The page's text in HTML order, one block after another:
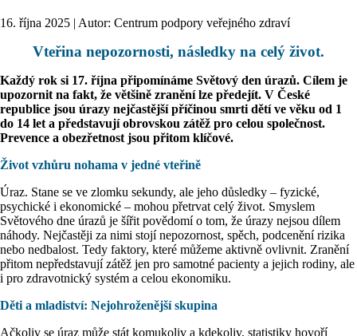
16. října 2025 | Autor: Centrum podpory veřejného zdraví
Vteřina nepozornosti, následky na celý život.
Každý rok si 17. října připomínáme Světový den úrazů. Cílem je
upozornit na fakt, že většině zranění lze předejít. V České
republice jsou úrazy nejčastější příčinou smrti dětí ve věku od 1
do 14 let a představují obrovskou zátěž pro celou společnost.
Prevence a obezřetnost jsou přitom klíčové.
Život vzhůru nohama v jedné vteřině
Úraz. Stane se ve zlomku sekundy, ale jeho důsledky – fyzické,
psychické i ekonomické – mohou přetrvat celý život. Smyslem
Světového dne úrazů je šířit povědomí o tom, že úrazy nejsou dílem
náhody. Nejčastěji za nimi stojí nepozornost, spěch, podcenění rizika
nebo nedbalost. Tedy faktory, které můžeme aktivně ovlivnit. Zranění
přitom nepředstavují zátěž jen pro samotné pacienty a jejich rodiny, ale
i pro zdravotnický systém a celou ekonomiku.
Děti a mladiství: Nejohroženější skupina
Ačkoliv se úraz může stát komukoliv a kdekoliv, statistiky hovoří